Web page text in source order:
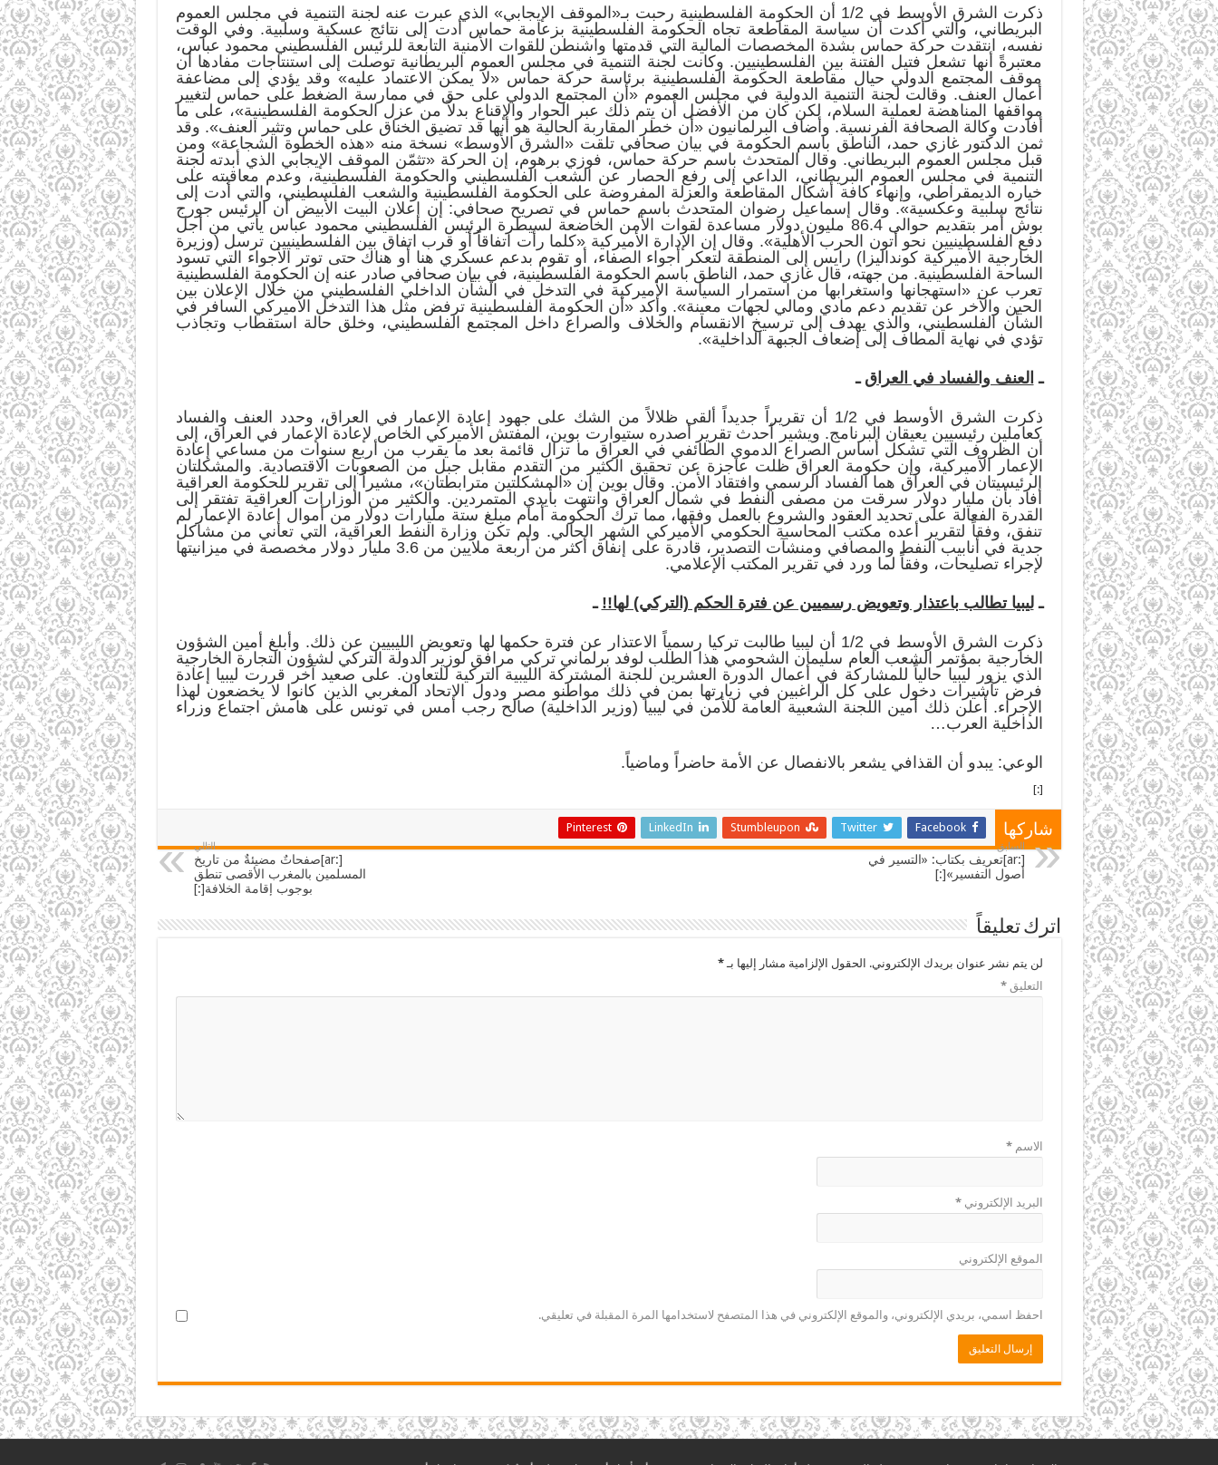
ذكرت الشرق الأوسط في 1/2 أن الحكومة الفلسطينية رحبت بـ«الموقف الإيجابي» الذي عبرت عنه لجنة التنمية في مجلس العموم
البريطاني، والتي أكدت أن سياسة المقاطعة تجاه الحكومة الفلسطينية بزعامة حماس أدت إلى نتائج عسكية وسلبية. وفي الوقت
نفسه، انتقدت حركة حماس بشدة المخصصات المالية التي قدمتها واشنطن للقوات الأمنية التابعة للرئيس الفلسطيني محمود عباس،
معتبرةً أنها تشعل فتيل الفتنة بين الفلسطينيين. وكانت لجنة التنمية في مجلس العموم البريطانية توصلت إلى استنتاجات مفادها أن
موقف المجتمع الدولي حيال مقاطعة الحكومة الفلسطينية برئاسة حركة حماس «لا يمكن الاعتماد عليه» وقد يؤدي إلى مضاعفة
أعمال العنف. وقالت لجنة التنمية الدولية في مجلس العموم «أن المجتمع الدولي على حق في ممارسة الضغط على حماس لتغيير
مواقفها المناهضة لعملية السلام، لكن كان من الأفضل أن يتم ذلك عبر الحوار والإقناع بدلاً من عزل الحكومة الفلسطينية»، على ما
أفادت وكالة الصحافة الفرنسية. وأضاف البرلمانيون «أن خطر المقاربة الحالية هو أنها قد تضيق الخناق على حماس وتثير العنف». وقد
ثمن الدكتور غازي حمد، الناطق باسم الحكومة في بيان صحافي تلقت «الشرق الأوسط» نسخة منه «هذه الخطوة الشجاعة» ومن
قبل مجلس العموم البريطاني. وقال المتحدث باسم حركة حماس، فوزي برهوم، إن الحركة «تثمّن الموقف الإيجابي الذي أبدته لجنة
التنمية في مجلس العموم البريطاني، الداعي إلى رفع الحصار عن الشعب الفلسطيني والحكومة الفلسطينية، وعدم معاقبته على
خياره الديمقراطي، وإنهاء كافة أشكال المقاطعة والعزلة المفروضة على الحكومة الفلسطينية والشعب الفلسطيني، والتي أدت إلى
نتائج سلبية وعكسية». وقال إسماعيل رضوان المتحدث باسم حماس في تصريح صحافي: إن إعلان البيت الأبيض أن الرئيس جورج
بوش أمر بتقديم حوالى 86.4 مليون دولار مساعدة لقوات الأمن الخاضعة لسيطرة الرئيس الفلسطيني محمود عباس يأتي من أجل
دفع الفلسطينيين نحو أتون الحرب الأهلية». وقال إن الإدارة الأميركية «كلما رأت اتفاقاً أو قرب اتفاق بين الفلسطينيين ترسل (وزيرة
الخارجية الأميركية كونداليزا) رايس إلى المنطقة لتعكر أجواء الصفاء، أو تقوم بدعم عسكري هنا أو هناك حتى توتر الأجواء التي تسود
الساحة الفلسطينية. من جهته، قال غازي حمد، الناطق باسم الحكومة الفلسطينية، في بيان صحافي صادر عنه إن الحكومة الفلسطينية
تعرب عن «استهجانها واستغرابها من استمرار السياسة الأميركية في التدخل في الشأن الداخلي الفلسطيني من خلال الإعلان بين
الحين والآخر عن تقديم دعم مادي ومالي لجهات معينة». وأكد «أن الحكومة الفلسطينية ترفض مثل هذا التدخل الأميركي السافر في
الشأن الفلسطيني، والذي يهدف إلى ترسيخ الانقسام والخلاف والصراع داخل المجتمع الفلسطيني، وخلق حالة استقطاب وتجاذب
تؤدي في نهاية المطاف إلى إضعاف الجبهة الداخلية».
ـ العنف والفساد في العراق ـ
ذكرت الشرق الأوسط في 1/2 أن تقريراً جديداً ألقى ظلالاً من الشك على جهود إعادة الإعمار في العراق، وحدد العنف والفساد
كعاملين رئيسيين يعيقان البرنامج. ويشير أحدث تقرير أصدره ستيوارت بوين، المفتش الأميركي الخاص لإعادة الإعمار في العراق، إلى
أن الظروف التي تشكل أساس الصراع الدموي الطائفي في العراق ما تزال قائمة بعد ما يقرب من أربع سنوات من مساعي إعادة
الإعمار الأميركية، وإن حكومة العراق ظلت عاجزة عن تحقيق الكثير من التقدم مقابل جبل من الصعوبات الاقتصادية. والمشكلتان
الرئيسيتان في العراق هما الفساد الرسمي وافتقاد الأمن. وقال بوين إن «المشكلتين مترابطتان»، مشيراً إلى تقرير للحكومة العراقية
أفاد بأن مليار دولار سرقت من مصفى النفط في شمال العراق وانتهت بأيدي المتمردين. والكثير من الوزارات العراقية تفتقر إلى
القدرة الفعالة على تحديد العقود والشروع بالعمل وفقها، مما ترك الحكومة أمام مبلغ ستة مليارات دولار من أموال إعادة الإعمار لم
تنفق، وفقاً لتقرير أعده مكتب المحاسبة الحكومي الأميركي الشهر الحالي. ولم تكن وزارة النفط العراقية، التي تعاني من مشاكل
جدية في أنابيب النفط والمصافي ومنشآت التصدير، قادرة على إنفاق أكثر من أربعة ملايين من 3.6 مليار دولار مخصصة في ميزانيتها
لإجراء تصليحات، وفقاً لما ورد في تقرير المكتب الإعلامي.
ـليبيا تطالب باعتذار وتعويض رسميين عن فترة الحكم (التركي) لها!! ـ
ذكرت الشرق الأوسط في 1/2 أن ليبيا طالبت تركيا رسمياً الاعتذار عن فترة حكمها لها وتعويض الليبيين عن ذلك. وأبلغ أمين الشؤون
الخارجية بمؤتمر الشعب العام سليمان الشحومي هذا الطلب لوفد برلماني تركي مرافق لوزير الدولة التركي لشؤون التجارة الخارجية
الذي يزور ليبيا حالياً للمشاركة في أعمال الدورة العشرين للجنة المشتركة الليبية التركية للتعاون. على صعيد آخر قررت ليبيا إعادة
فرض تأشيرات دخول على كل الراغبين في زيارتها بمن في ذلك مواطنو مصر ودول الاتحاد المغربي الذين كانوا لا يخضعون لهذا
الإجراء. أعلن ذلك أمين اللجنة الشعبية العامة للأمن في ليبيا (وزير الداخلية) صالح رجب أمس في تونس على هامش اجتماع وزراء
الداخلية العرب…
الوعي: يبدو أن القذافي يشعر بالانفصال عن الأمة حاضراً وماضياً.
[:]
شاركها Facebook
Twitter
Stumbleupon
LinkedIn
Pinterest
السابق
[:ar]تعريف بكتاب: «التسير في
أصول التفسير»[:]
التالي
[:ar]صفحاتٌ مضيئةٌ من تاريخ
المسلمين بالمغرب الأقصى تنطق
بوجوب إقامة الخلافة[:]
اترك تعليقاً
لن يتم نشر عنوان بريدك الإلكتروني. الحقول الإلزامية مشار إليها بـ*
التعليق*
الاسم*
البريد الإلكتروني*
الموقع الإلكتروني
احفظ اسمي، بريدي الإلكتروني، والموقع الإلكتروني في هذا المتصفح لاستخدامها المرة المقبلة في تعليقي.